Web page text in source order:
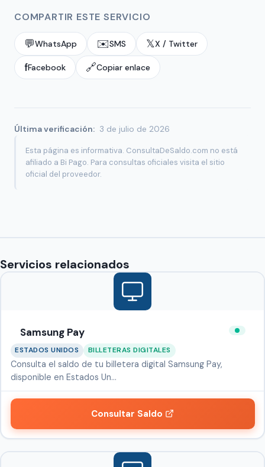
COMPARTIR ESTE SERVICIO
💬WhatsApp ✉️SMS 𝕏X / Twitter
fFacebook 🔗Copiar enlace
Última verificación: 3 de julio de 2026
Esta página es informativa. ConsultaDeSaldo.com no está
afiliado a Bi Pago. Para consultas oficiales visita el sitio
oficial del proveedor.
Servicios relacionados
Samsung Pay
ESTADOS UNIDOS BILLETERAS DIGITALES
Consulta el saldo de tu billetera digital Samsung Pay,
disponible en Estados Un…
Consultar Saldo